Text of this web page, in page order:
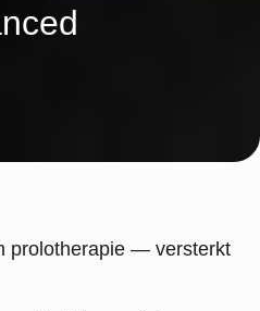
prolotherapie — versterkt